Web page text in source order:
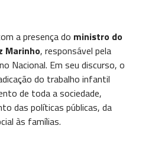
a presença do ministro do
Marinho, responsável pela
Nacional. Em seu discurso, o
do trabalho infantil
de toda a sociedade,
das políticas públicas, da
às famílias.